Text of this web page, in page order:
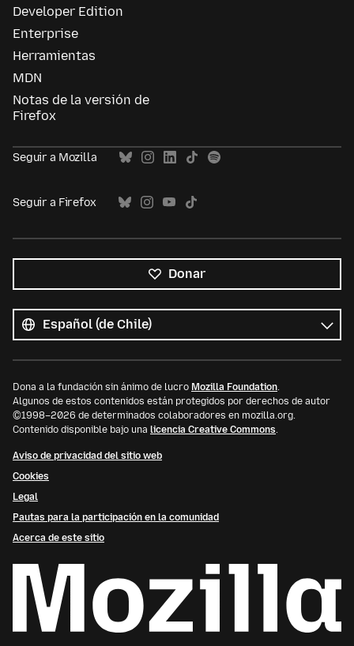
Developer Edition
Enterprise
Herramientas
MDN
Notas de la versión de
Firefox
Seguir a Mozilla
Seguir a Firefox
Donar
los
idiomas
Idioma
Dona a la fundación sin ánimo de lucro Mozilla Foundation.
Algunos de estos contenidos están protegidos por derechos de autor
©1998–2026 de determinados colaboradores en mozilla.org.
Contenido disponible bajo una licencia Creative Commons.
Aviso de privacidad del sitio web
Cookies
Legal
Pautas para la participación en la comunidad
Acerca de este sitio